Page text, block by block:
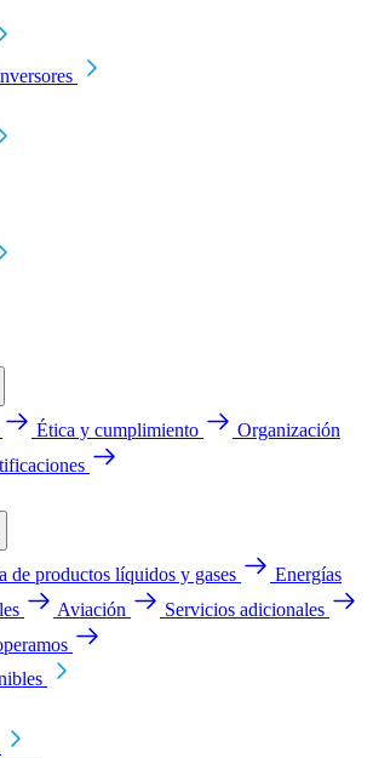
Ética y cumplimiento
Organización
de productos líquidos y gases
Energías
Aviación
Servicios adicionales